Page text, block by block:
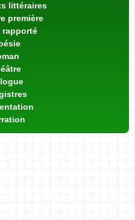
littéraires
première
rapporté